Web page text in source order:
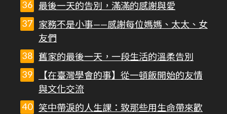
最後一天的告別，滿滿的感謝與愛
家務不是小事——感謝每位媽媽、太太、女
友們
舊家的最後一天，一段生活的溫柔告別
【在臺灣學會的事】從一頓飯開始的友情
與文化交流
笑中帶淚的人生課：致那些用生命帶來歡